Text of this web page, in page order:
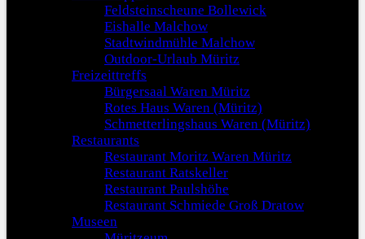
Feldsteinscheune Bollewick
Eishalle Malchow
Stadtwindmühle Malchow
Outdoor-Urlaub Müritz
Freizeittreffs
Bürgersaal Waren Müritz
Rotes Haus Waren (Müritz)
Schmetterlingshaus Waren (Müritz)
Restaurants
Restaurant Moritz Waren Müritz
Restaurant Ratskeller
Restaurant Paulshöhe
Restaurant Schmiede Groß Dratow
Museen